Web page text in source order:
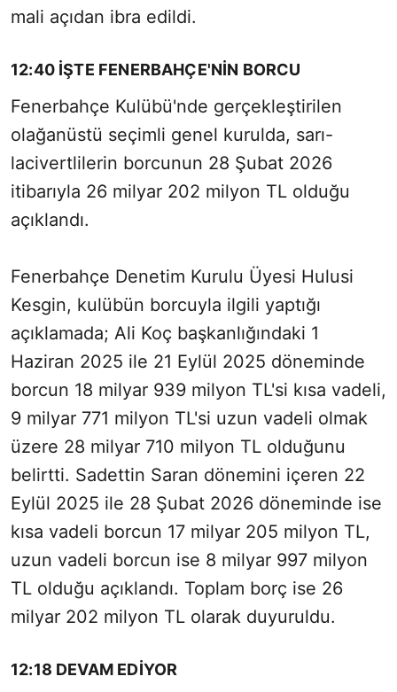
mali açıdan ibra edildi.
12:40 İŞTE FENERBAHÇE'NİN BORCU
Fenerbahçe Kulübü'nde gerçekleştirilen
olağanüstü seçimli genel kurulda, sarı-
lacivertlilerin borcunun 28 Şubat 2026
itibarıyla 26 milyar 202 milyon TL olduğu
açıklandı.
Fenerbahçe Denetim Kurulu Üyesi Hulusi
Kesgin, kulübün borcuyla ilgili yaptığı
açıklamada; Ali Koç başkanlığındaki 1
Haziran 2025 ile 21 Eylül 2025 döneminde
borcun 18 milyar 939 milyon TL'si kısa vadeli,
9 milyar 771 milyon TL'si uzun vadeli olmak
üzere 28 milyar 710 milyon TL olduğunu
belirtti. Sadettin Saran dönemini içeren 22
Eylül 2025 ile 28 Şubat 2026 döneminde ise
kısa vadeli borcun 17 milyar 205 milyon TL,
uzun vadeli borcun ise 8 milyar 997 milyon
TL olduğu açıklandı. Toplam borç ise 26
milyar 202 milyon TL olarak duyuruldu.
12:18 DEVAM EDİYOR